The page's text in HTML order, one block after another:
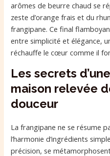
arômes de beurre chaud se
zeste d’orange frais et du
frangipane. Ce final
entre simplicité et élégance,
réchauffe le cœur comme il
Les secrets
maison relevée
douceur
La frangipane ne se résume
l’harmonie d’ingrédients
précision, se